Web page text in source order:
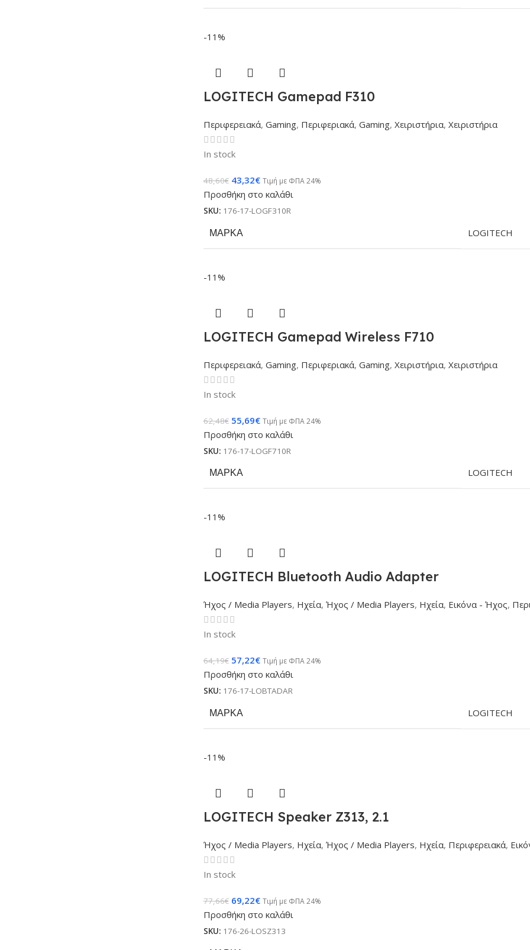
-11%
LOGITECH Gamepad F310
Περιφερειακά, Gaming, Περιφεριακά, Gaming, Χειριστήρια, Χειριστήρια
In stock
48,60€ 43,32€ Τιμή με ΦΠΑ 24%
Προσθήκη στο καλάθι
SKU: 176-17-LOGF310R
ΜΆΡΚΑ LOGITECH
-11%
LOGITECH Gamepad Wireless F710
Περιφερειακά, Gaming, Περιφεριακά, Gaming, Χειριστήρια, Χειριστήρια
In stock
62,48€ 55,69€ Τιμή με ΦΠΑ 24%
Προσθήκη στο καλάθι
SKU: 176-17-LOGF710R
ΜΆΡΚΑ LOGITECH
-11%
LOGITECH Bluetooth Audio Adapter
Ήχος / Media Players, Ηχεία, Ήχος / Media Players, Ηχεία, Εικόνα - Ήχος,
In stock
64,19€ 57,22€ Τιμή με ΦΠΑ 24%
Προσθήκη στο καλάθι
SKU: 176-17-LOBTADAR
ΜΆΡΚΑ LOGITECH
-11%
LOGITECH Speaker Z313, 2.1
Ήχος / Media Players, Ηχεία, Ήχος / Media Players, Ηχεία, Περιφερειακά,
In stock
77,66€ 69,22€ Τιμή με ΦΠΑ 24%
Προσθήκη στο καλάθι
SKU: 176-26-LOSZ313